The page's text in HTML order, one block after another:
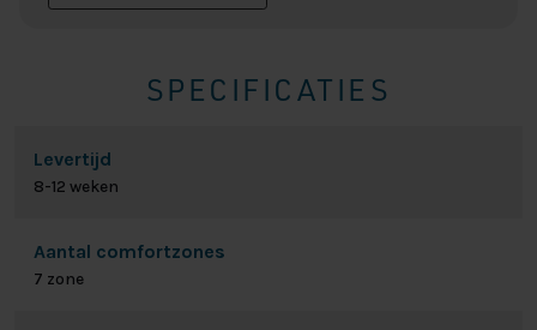
SPECIFICATIES
Levertijd
8-12 weken
Aantal comfortzones
7 zone